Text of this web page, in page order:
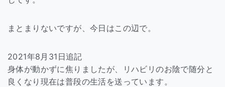
まとまりないですが、今日はこの辺で。
2021年8月31日追記
身体が動かずに焦りましたが、リハビリのお陰で随分と
良くなり現在は普段の生活を送っています。